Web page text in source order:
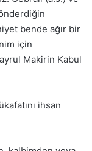
bende ağır bir
için
Makirin Kabul
ihsan